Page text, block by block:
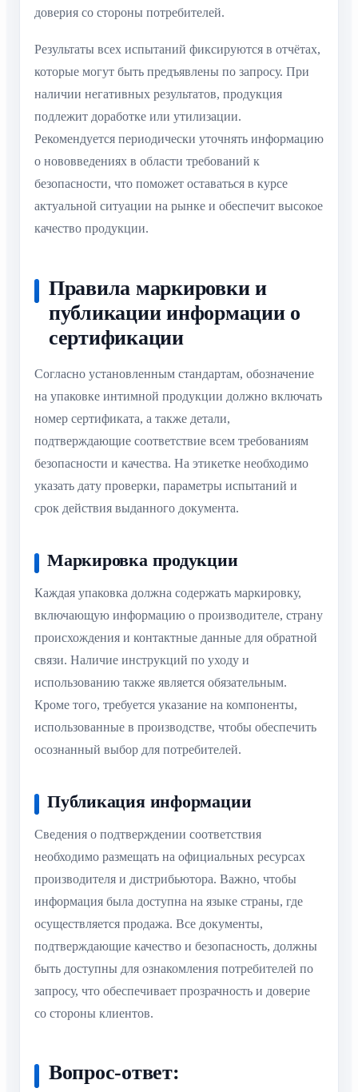
доверия со стороны потребителей.
Результаты всех испытаний фиксируются в отчётах,
которые могут быть предъявлены по запросу. При
наличии негативных результатов, продукция
подлежит доработке или утилизации.
Рекомендуется периодически уточнять информацию
о нововведениях в области требований к
безопасности, что поможет оставаться в курсе
актуальной ситуации на рынке и обеспечит высокое
качество продукции.
Правила маркировки и
публикации информации о
сертификации
Согласно установленным стандартам, обозначение
на упаковке интимной продукции должно включать
номер сертификата, а также детали,
подтверждающие соответствие всем требованиям
безопасности и качества. На этикетке необходимо
указать дату проверки, параметры испытаний и
срок действия выданного документа.
Маркировка продукции
Каждая упаковка должна содержать маркировку,
включающую информацию о производителе, страну
происхождения и контактные данные для обратной
связи. Наличие инструкций по уходу и
использованию также является обязательным.
Кроме того, требуется указание на компоненты,
использованные в производстве, чтобы обеспечить
осознанный выбор для потребителей.
Публикация информации
Сведения о подтверждении соответствия
необходимо размещать на официальных ресурсах
производителя и дистрибьютора. Важно, чтобы
информация была доступна на языке страны, где
осуществляется продажа. Все документы,
подтверждающие качество и безопасность, должны
быть доступны для ознакомления потребителей по
запросу, что обеспечивает прозрачность и доверие
со стороны клиентов.
Вопрос-ответ: